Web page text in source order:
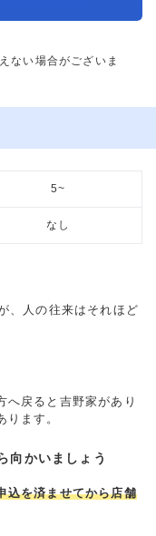
ない場合がございま
5~
なし
、人の往来はそれほど
へ戻ると吉野家があり
ます。
向かいましょう
込を済ませてから店舗